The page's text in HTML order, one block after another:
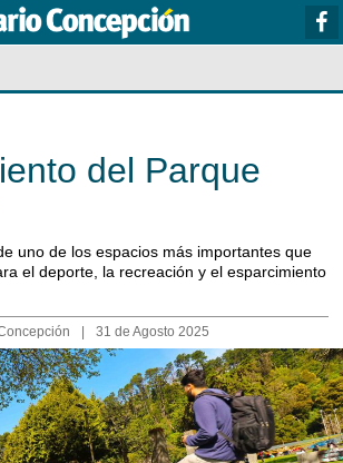
del Parque
uno de los espacios más importantes que
el deporte, la recreación y el esparcimiento
31 de Agosto 2025